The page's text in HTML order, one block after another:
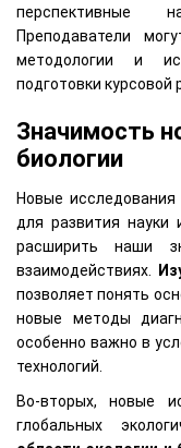
перспективные
Преподаватели
методологии и
подготовки курсовой
Значимость
биологии
Новые
для развития науки
расширить наши
взаимодействиях.
позволяет понять
новые методы
особенно важно в
технологий.
Во-вторых, новые
глобальных